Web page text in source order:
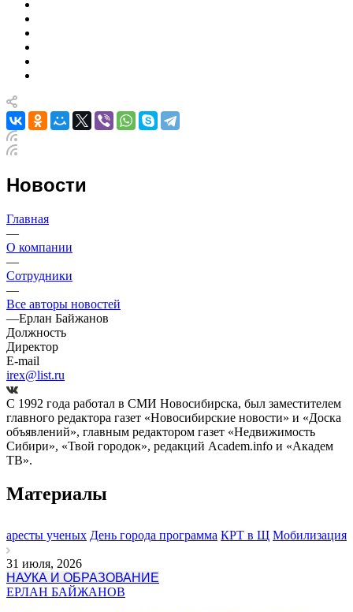
Новости
Главная
—
О компании
—
Сотрудники
—
Все авторы новостей
—Ерлан Байжанов
Должность
Директор
E-mail
irex@list.ru
С 1992 года работал в СМИ Новосибирска, был заместителем
главного редактора газет «Новосибирские новости» и «Доска
объявлений», главным редактором газет «Недвижимость
Сибири», «Твой городок», редакций Academ.info и «Академ
ТВ».
Материалы
аресты ученых День города программа КРТ в Щ Мобилизация
31 июля, 2026
НАУКА И ОБРАЗОВАНИЕ
ЕРЛАН БАЙЖАНОВ